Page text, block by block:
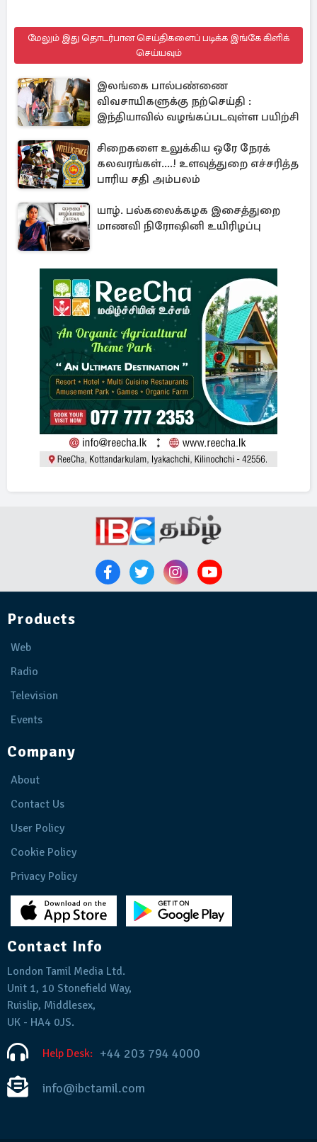
மேலும் இது தொடர்பான செய்திகளைப் படிக்க இங்கே கிளிக்
செய்யவும்
இலங்கை பால்பண்ணை
விவசாயிகளுக்கு நற்செய்தி :
இந்தியாவில் வழங்கப்படவுள்ள பயிற்சி
சிறைகளை உலுக்கிய ஒரே நேரக்
கலவரங்கள்....! உளவுத்துறை எச்சரித்த
பாரிய சதி அம்பலம்
யாழ். பல்கலைக்கழக இசைத்துறை
மாணவி நிரோஷினி உயிரிழப்பு
Products
Web
Radio
Television
Events
Company
About
Contact Us
User Policy
Cookie Policy
Privacy Policy
Contact Info
London Tamil Media Ltd.
Unit 1, 10 Stonefield Way,
Ruislip, Middlesex,
UK - HA4 0JS.
Help Desk: +44 203 794 4000
info@ibctamil.com